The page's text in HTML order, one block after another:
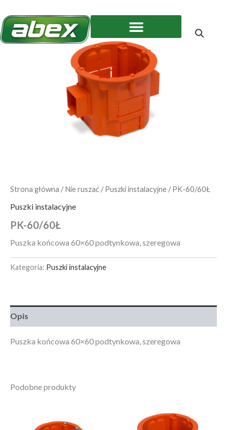
do
treści
Strona główna /Nie ruszać /Puszki instalacyjne / PK-60/60Ł
Puszki instalacyjne
PK-60/60Ł
Puszka końcowa 60×60 podtynkowa, szeregowa
Kategoria: Puszki instalacyjne
Opis
Puszka końcowa 60×60 podtynkowa, szeregowa
Podobne produkty